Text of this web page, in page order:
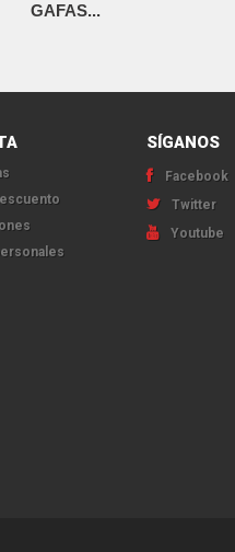
GAFAS...
SÍGANOS
Facebook
Twitter
Youtube